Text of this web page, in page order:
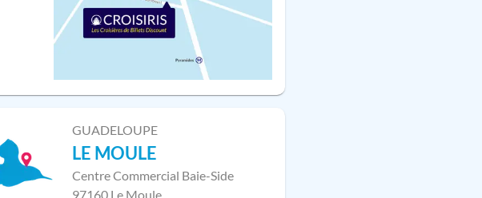
GUADELOUPE
LE MOULE
Centre Commercial Baie-Side
97160 Le Moule